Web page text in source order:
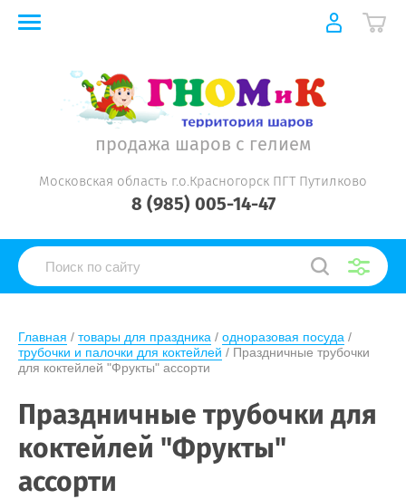
продажа шаров с гелием
Московская область г.о.Красногорск ПГТ Путилково
8 (985) 005-14-47
Главная / товары для праздника / одноразовая посуда
трубочки и палочки для коктейлей / Праздничные трубочки
для коктейлей "Фрукты" ассорти
Праздничные трубочки для
коктейлей "Фрукты"
ассорти